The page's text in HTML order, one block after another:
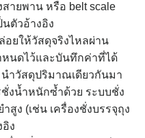
ายพาน หรือ belt scale
ตัวอ้างอิง
อยให้วัสดุจริงไหลผ่าน
นดไว้และบันทึกค่าที่ได้
นำวัสดุปริมาณเดียวกันมา
งน้ำหนักซ้ำด้วย ระบบชั่ง
ง (เช่น เครื่องชั่งบรรจุถุง
ง